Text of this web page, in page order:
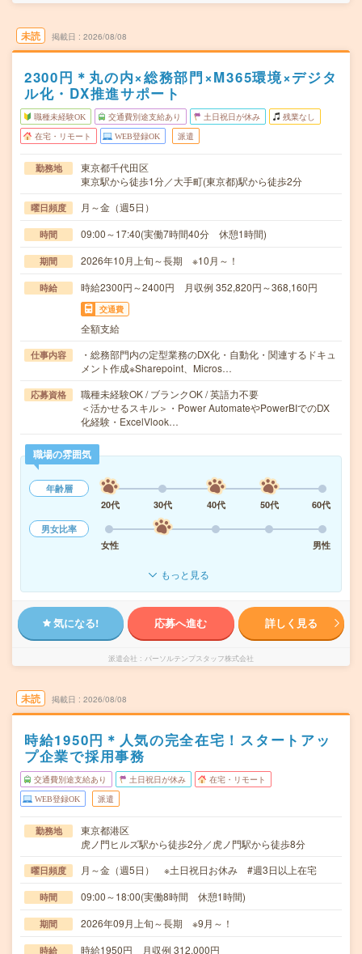
未読 掲載日 2026/08/08
2300円＊丸の内×総務部門×M365環境×デジタ
ル化・DX推進サポート
職種未経験OK 交通費別途支給あり 土日祝日が休み 残業なし
在宅・リモート WEB登録OK 派遣
勤務地
東京都千代田区
東京駅から徒歩1分／大手町(東京都)駅から徒歩2分
曜日頻度 月～金（週5日）
時間 09:00～17:40(実働7時間40分 休憩1時間)
期間 2026年10月上旬～長期 ※10月～！
時給 時給2300円～2400円 月収例 352,820円～368,160円
交通費
全額支給
仕事内容
・総務部門内の定型業務のDX化・自動化・関連するドキュ
メント作成※Sharepoint、Micros…
応募資格
職種未経験OK / ブランクOK / 英語力不要
＜活かせるスキル＞・Power AutomateやPowerBIでのDX
化経験・ExcelVlook…
職場の雰囲気
年齢層
20代
30代 40代 50代
60代
男女比率
女性
男性
もっと見る
気になる! 応募へ進む 詳しく見る
派遣会社 パーソルテンプスタッフ株式会社
未読 掲載日 2026/08/08
時給1950円＊人気の完全在宅！スタートアッ
プ企業で採用事務
交通費別途支給あり 土日祝日が休み 在宅・リモート
WEB登録OK 派遣
勤務地
東京都港区
虎ノ門ヒルズ駅から徒歩2分／虎ノ門駅から徒歩8分
曜日頻度 月～金（週5日） ※土日祝日お休み #週3日以上在宅
時間 09:00～18:00(実働8時間 休憩1時間)
期間 2026年09月上旬～長期 ※9月～！
時給 時給1950円 月収例 312,000円